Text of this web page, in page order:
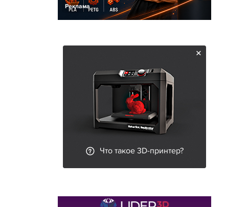
Реклама
Что такое 3D-принтер?